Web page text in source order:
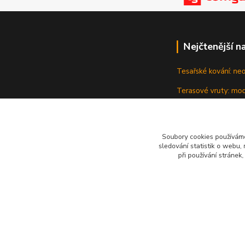
Nejčtenější
Tesařské kování:
Terasové vruty:
Vruty: Nenápadní
Soubory cookies
sledování statistik o webu,
při používání